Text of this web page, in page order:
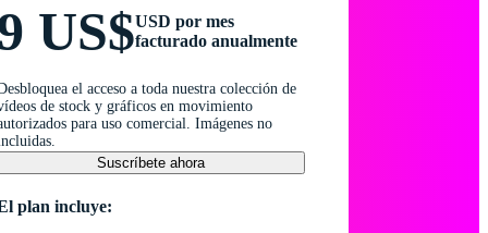
US$USD por mes
facturado anualmente
el acceso a toda nuestra colección de
de stock y gráficos en movimiento
para uso comercial. Imágenes no
Suscríbete ahora
plan incluye: